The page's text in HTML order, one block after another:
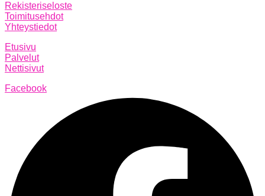
Rekisteriseloste
Toimitusehdot
Yhteystiedot
Etusivu
Palvelut
Nettisivut
Facebook